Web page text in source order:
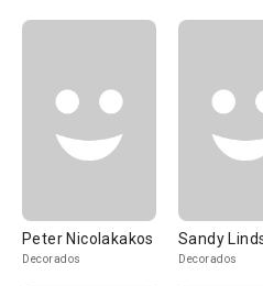
Peter Nicolakakos
Decorados
Sandy
Decorados